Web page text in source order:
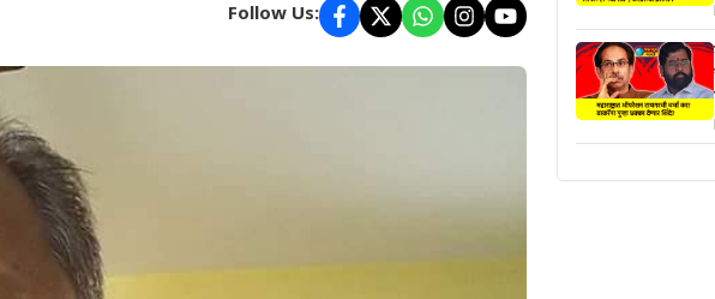
Follow Us: